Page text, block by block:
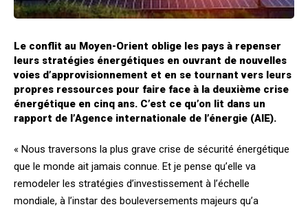
Le conflit au Moyen-Orient oblige les pays à repenser
leurs stratégies énergétiques en ouvrant de nouvelles
voies d’approvisionnement et en se tournant vers leurs
propres ressources pour faire face à la deuxième crise
énergétique en cinq ans. C’est ce qu’on lit dans un
rapport de l’Agence internationale de l’énergie (AIE).
« Nous traversons la plus grave crise de sécurité énergétique
que le monde ait jamais connue. Et je pense qu’elle va
remodeler les stratégies d’investissement à l’échelle
mondiale, à l’instar des bouleversements majeurs qu’a